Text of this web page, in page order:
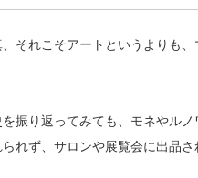
それこそアートというよりも
振り返ってみても、モネやル
れず、サロンや展覧会に出品さ